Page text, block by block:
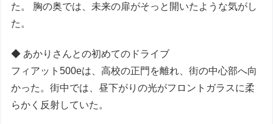
た。 胸の奥では、未来の扉がそっと開いたような気がし
た。
◆ あかりさんとの初めてのドライブ
フィアット500eは、高校の正門を離れ、街の中心部へ向
かった。街中では、昼下がりの光がフロントガラスに柔
らかく反射していた。